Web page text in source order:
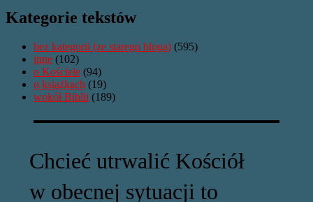
Kategorie tekstów
bez kategorii (ze starego bloga) (595)
inne (102)
o Kościele (94)
o książkach (19)
wokół Biblii (189)
Chcieć utrwalić Kościół
w obecnej sytuacji to